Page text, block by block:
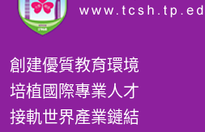
創建優質教育環境
培植國際專業人才
接軌世界產業鏈結